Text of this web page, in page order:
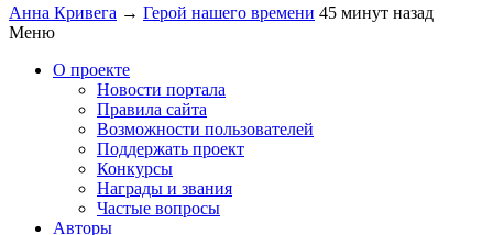
Анна Кривега → Герой нашего времени 45 минут назад
Меню
О проекте
Новости портала
Правила сайта
Возможности пользователей
Поддержать проект
Конкурсы
Награды и звания
Частые вопросы
Авторы